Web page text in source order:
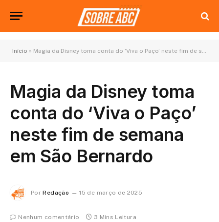
Início » Magia da Disney toma conta do ‘Viva o Paço’ neste fim de semana em São Bernardo
Magia da Disney toma
conta do ‘Viva o Paço’
neste fim de semana
em São Bernardo
Por Redação 15 de março de 2025
Nenhum comentário 3 Mins Leitura